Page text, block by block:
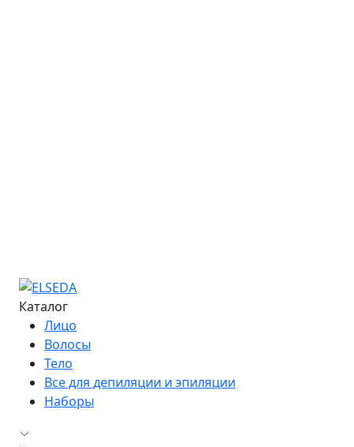
Каталог
Лицо
Волосы
Тело
Все для депиляции и эпиляции
Наборы